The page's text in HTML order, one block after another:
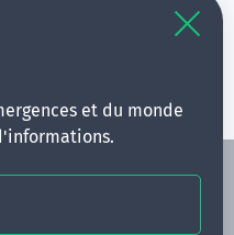
et du monde
requête en élargissant